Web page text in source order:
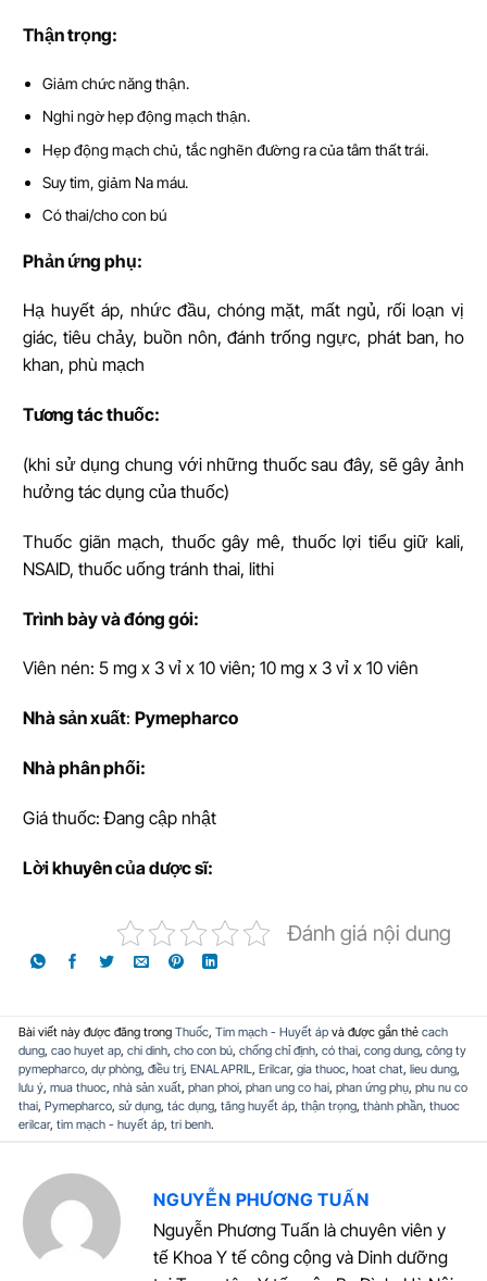
Thận trọng:
Giảm chức năng thận.
Nghi ngờ hẹp động mạch thận.
Hẹp động mạch chủ, tắc nghẽn đường ra của tâm thất trái.
Suy tim, giảm Na máu.
Có thai/cho con bú
Phản ứng phụ:
Hạ huyết áp, nhức đầu, chóng mặt, mất ngủ, rối loạn vị
giác, tiêu chảy, buồn nôn, đánh trống ngực, phát ban, ho
khan, phù mạch
Tương tác thuốc:
(khi sử dụng chung với những thuốc sau đây, sẽ gây ảnh
hưởng tác dụng của thuốc)
Thuốc giãn mạch, thuốc gây mê, thuốc lợi tiểu giữ kali,
NSAID, thuốc uống tránh thai, lithi
Trình bày và đóng gói:
Viên nén: 5 mg x 3 vỉ x 10 viên; 10 mg x 3 vỉ x 10 viên
Nhà sản xuất: Pymepharco
Nhà phân phối:
Giá thuốc: Đang cập nhật
Lời khuyên của dược sĩ:
Đánh giá nội dung
Bài viết này được đăng trong Thuốc, Tim mạch - Huyết ápvà được gắn thẻ cach
dung, cao huyet ap, chi dinh, cho con bú, chống chỉ định, có thai, cong dung, công ty
pymepharco, dự phòng, điều trị, ENALAPRIL , Erilcar, gia thuoc, hoat chat, lieu dung,
lưu ý, mua thuoc, nhà sản xuất, phan phoi, phan ung co hai, phan ứng phụ, phu nu co
thai, Pymepharco, sử dụng, tác dụng, tăng huyết áp, thận trọng, thành phần, thuoc
erilcar, tim mạch - huyết áp, tri benh.
NGUYỄN PHƯƠNG TUẤN
Nguyễn Phương Tuấn là chuyên viên y
tế Khoa Y tế công cộng và Dinh dưỡng